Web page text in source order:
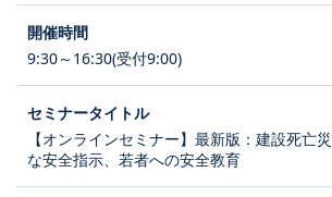
9:30～16:30(受付9:00)
【オンラインセミナー】最新版：建設死亡
な安全指示、若者への安全教育